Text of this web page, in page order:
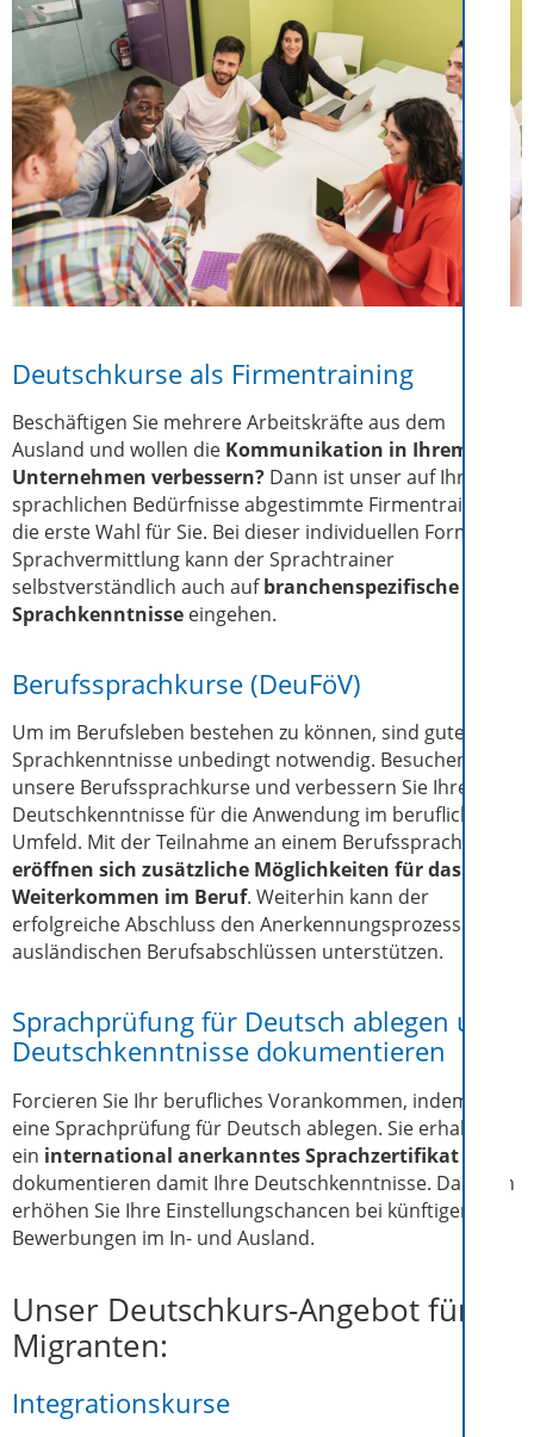
Deutschkurse als Firmentraining
Beschäftigen Sie mehrere Arbeitskräfte aus dem
Ausland und wollen die Kommunikation in Ihrem
Unternehmen verbessern? Dann ist unser auf Ihre
sprachlichen Bedürfnisse abgestimmte Firmentraining
die erste Wahl für Sie. Bei dieser individuellen Form der
Sprachvermittlung kann der Sprachtrainer
selbstverständlich auch aufbranchenspezifische
Sprachkenntnisse eingehen.
Berufssprachkurse (DeuFöV)
Um im Berufsleben bestehen zu können, sind gute
Sprachkenntnisse unbedingt notwendig. Besuchen Sie
unsere Berufssprachkurse und verbessern Sie Ihre
Deutschkenntnisse für die Anwendung im beruflichen
Umfeld. Mit der Teilnahme an einem Berufssprachkurs
eröffnen sich zusätzliche Möglichkeiten für das
Weiterkommen im Beruf. Weiterhin kann der
erfolgreiche Abschluss den Anerkennungsprozess von
ausländischen Berufsabschlüssen unterstützen.
Sprachprüfung für Deutsch ablegen und
Deutschkenntnisse dokumentieren
Forcieren Sie Ihr berufliches Vorankommen, indem Sie
eine Sprachprüfung für Deutsch ablegen. Sie erhalten
ein international anerkanntes Sprachzertifikat
dokumentieren damit Ihre Deutschkenntnisse. Dadurch
erhöhen Sie Ihre Einstellungschancen bei künftigen
Bewerbungen im In- und Ausland.
Unser Deutschkurs-Angebot für
Migranten:
Integrationskurse